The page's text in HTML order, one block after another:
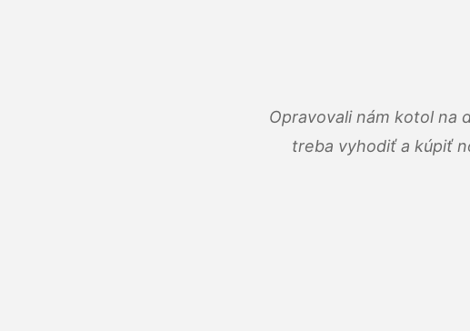
Opravovali nám kotol na
treba vyhodiť a kúpiť